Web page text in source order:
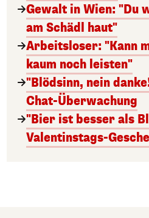
Gewalt in Wien: "Du
am Schädl haut"
Arbeitsloser: "Kann
kaum noch leisten"
"Blödsinn, nein
Chat-Überwachung
"Bier ist besser als
Valentinstags-